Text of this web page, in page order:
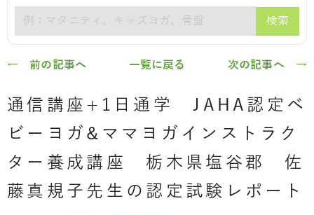
検索
← 前の記事へ 一覧に戻る 次の記事へ →
通信講座+1日通学 JAHA認定ベ
ビーヨガ&ママヨガインストラク
ター養成講座 栃木県塩谷郡 佐
藤真規子先生の認定試験レポート